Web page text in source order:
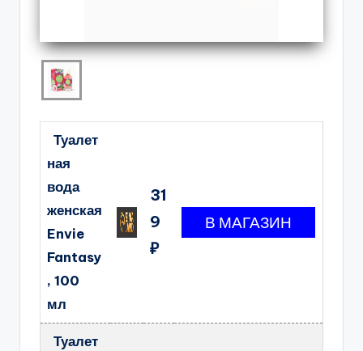
Туалет
ная
вода
женская
Envie
Fantasy
, 100
мл
31
9
₽
Туалет